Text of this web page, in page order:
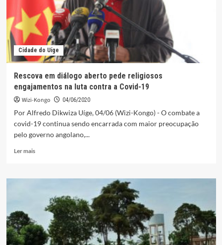
Buengas
Cidade do Uíge
Rescova em diálogo aberto pede religiosos
engajamentos na luta contra a Covid-19
Wizi-Kongo 04/06/2020
Por Alfredo Dikwiza Uíge, 04/06 (Wizi-Kongo) - O combate a
covid-19 continua sendo encarrada com maior preocupação
pelo governo angolano,...
Ler maisLeia
Rescova
diálogo
aberto
religiosos
engajamentos